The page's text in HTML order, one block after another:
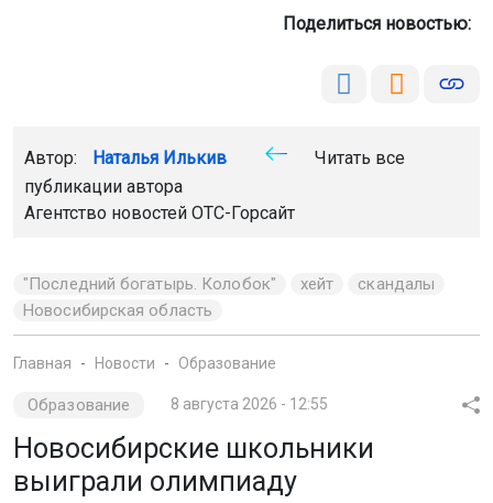
Поделиться новостью:
Автор: Наталья Илькив
Читать все
публикации автора
Агентство новостей ОТС-Горсайт
"Последний богатырь. Колобок" хейт
скандалы
Новосибирская область
Главная Новости Образование
Образование 8 августа 2026 - 12:55
Новосибирские школьники
выиграли олимпиаду